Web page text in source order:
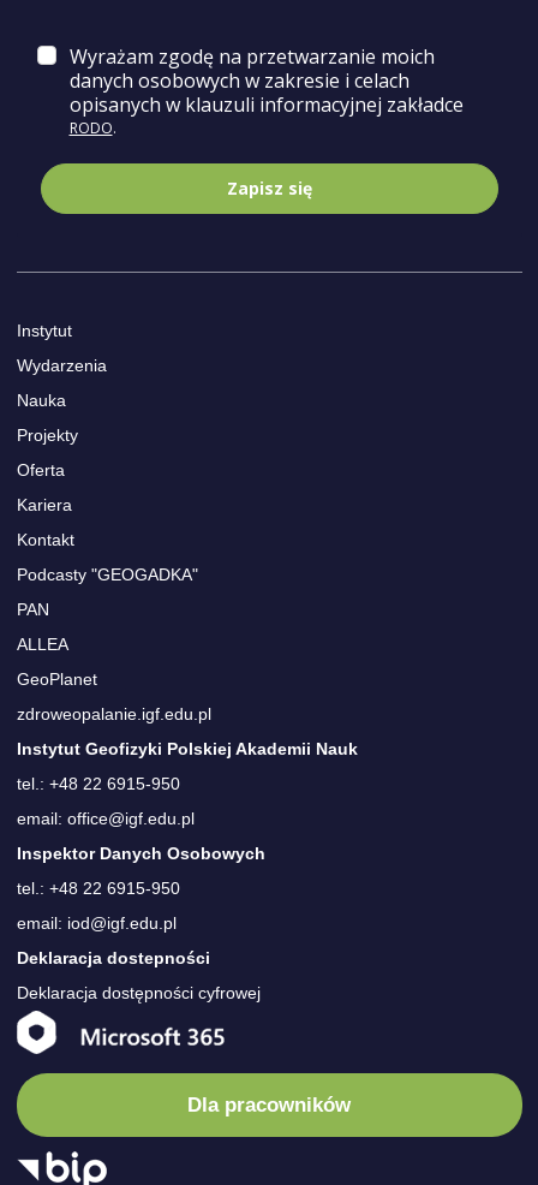
Wyrażam zgodę na przetwarzanie moich
danych osobowych w zakresie i celach
opisanych w klauzuli informacyjnej zakładce
RODO.
Zapisz się
Instytut
Wydarzenia
Nauka
Projekty
Oferta
Kariera
Kontakt
Podcasty "GEOGADKA"
PAN
ALLEA
GeoPlanet
zdroweopalanie.igf.edu.pl
Instytut Geofizyki Polskiej Akademii Nauk
tel.: +48 22 6915-950
email: office@igf.edu.pl
Inspektor Danych Osobowych
tel.: +48 22 6915-950
email: iod@igf.edu.pl
Deklaracja dostepności
Deklaracja dostępności cyfrowej
Dla pracowników